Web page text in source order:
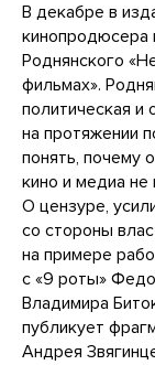
В декабре в
Роднянского
фильмах».
политическая и
на протяжении
понять, почему
кино и медиа не
О цензуре,
со стороны
на примере
с «9 роты»
Владимира
публикует
Андрея